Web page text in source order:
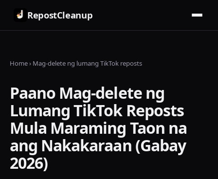
RepostCleanup
Home› Mag-delete ng lumang TikTok reposts
Paano Mag-delete ng
Lumang TikTok Reposts
Mula Maraming Taon na
ang Nakakaraan (Gabay
2026)